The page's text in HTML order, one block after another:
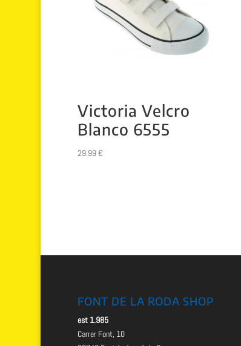
Victoria Velcro
Blanco 6555
29.99€
FONT DE LA RODA SHOP
est 1.985
Carrer Font, 10